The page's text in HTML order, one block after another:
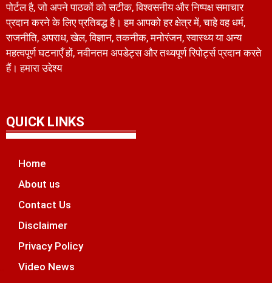
पोर्टल है, जो अपने पाठकों को सटीक, विश्वसनीय और निष्पक्ष समाचार
प्रदान करने के लिए प्रतिबद्ध है। हम आपको हर क्षेत्र में, चाहे वह धर्म,
राजनीति, अपराध, खेल, विज्ञान, तकनीक, मनोरंजन, स्वास्थ्य या अन्य
महत्वपूर्ण घटनाएँ हों, नवीनतम अपडेट्स और तथ्यपूर्ण रिपोर्ट्स प्रदान करते
हैं। हमारा उद्देश्य
QUICK LINKS
Home
About us
Contact Us
Disclaimer
Privacy Policy
Video News